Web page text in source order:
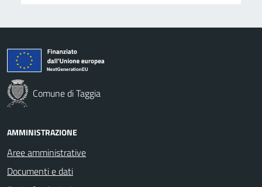
Comune di Taggia
AMMINISTRAZIONE
Aree amministrative
Documenti e dati